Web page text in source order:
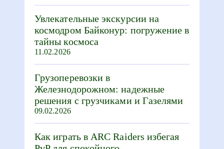
Увлекательные экскурсии на
космодром Байконур: погружение в
тайны космоса
11.02.2026
Грузоперевозки в
Железнодорожном: надежные
решения с грузчиками и Газелями
09.02.2026
Как играть в ARC Raiders избегая